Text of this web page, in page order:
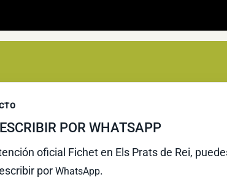
POR WHATSAPP
oficial Fichet en Els Prats de Rei,
por WhatsApp.